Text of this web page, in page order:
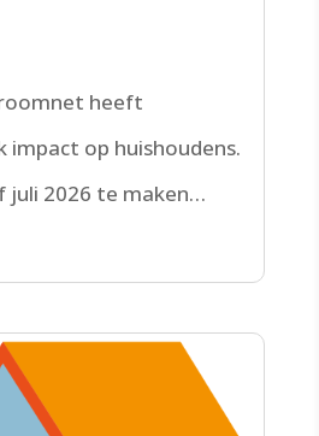
heeft
impact op huishoudens.
juli 2026 te maken
wachtlijst.